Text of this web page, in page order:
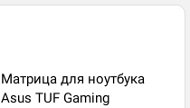
Матрица для ноутбука
Asus TUF Gaming